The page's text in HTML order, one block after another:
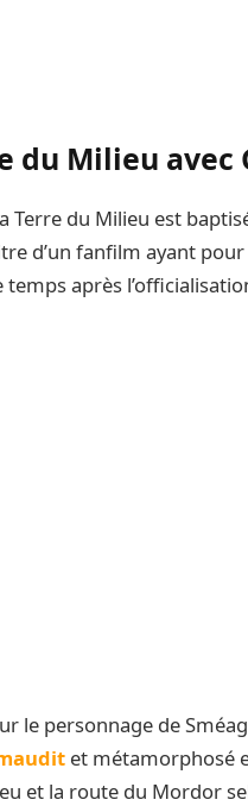
du Milieu avec
Terre du Milieu est
d’un fanfilm ayant
après
le personnage de
et métamorphosé
et la route du Mordor